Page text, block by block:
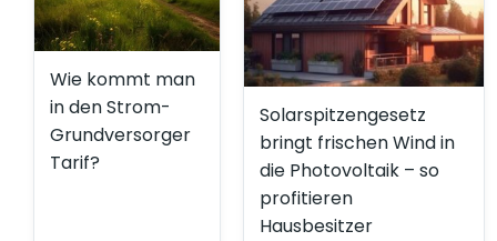
Wie kommt man
in den Strom-
Grundversorger
Tarif?
Solarspitzengesetz
bringt frischen Wind in
die Photovoltaik – so
profitieren
Hausbesitzer